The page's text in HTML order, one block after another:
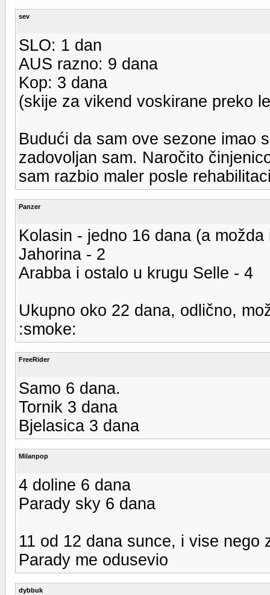
sev
SLO: 1 dan
AUS razno: 9 dana
Kop: 3 dana
(skije za vikend voskirane preko
Budući da sam ove sezone imao
zadovoljan sam. Naročito
sam razbio maler posle
Panzer
Kolasin - jedno 16 dana (a možda
Jahorina - 2
Arabba i ostalo u krugu Selle - 4
Ukupno oko 22 dana, odlično,
:smoke:
FreeRider
Samo 6 dana.
Tornik 3 dana
Bjelasica 3 dana
Milanpop
4 doline 6 dana
Parady sky 6 dana
11 od 12 dana sunce, i vise nego
Parady me odusevio
dybbuk